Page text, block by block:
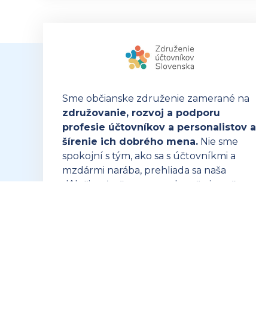
Sme občianske združenie zamerané na
združovanie, rozvoj a podporu
profesie účtovníkov a personalistov a
šírenie ich dobrého mena. Nie sme
spokojní s tým, ako sa s účtovníkmi a
mzdármi narába, prehliada sa naša
dôležitosť a často sa nedoceňuje naša